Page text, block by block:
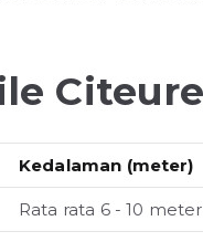
Kedalaman (meter)
Rata rata 6 - 10 meter